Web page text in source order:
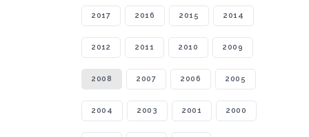
2017 2016 2015 2014
2012 2011 2010 2009
2008 2007 2006 2005
2004 2003 2001 2000